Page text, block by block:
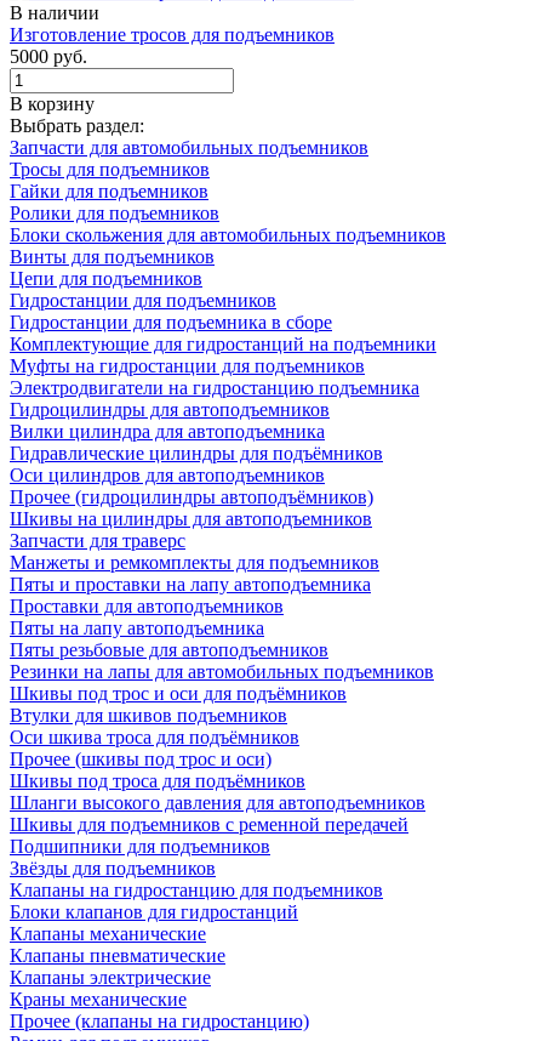
В наличии
Изготовление тросов для подъемников
5000 руб.
В корзину
Выбрать раздел:
Запчасти для автомобильных подъемников
Тросы для подъемников
Гайки для подъемников
Ролики для подъемников
Блоки скольжения для автомобильных подъемников
Винты для подъемников
Цепи для подъемников
Гидростанции для подъемников
Гидростанции для подъемника в сборе
Комплектующие для гидростанций на подъемники
Муфты на гидростанции для подъемников
Электродвигатели на гидростанцию подъемника
Гидроцилиндры для автоподъемников
Вилки цилиндра для автоподъемника
Гидравлические цилиндры для подъёмников
Оси цилиндров для автоподъемников
Прочее (гидроцилиндры автоподъёмников)
Шкивы на цилиндры для автоподъемников
Запчасти для траверс
Манжеты и ремкомплекты для подъемников
Пяты и проставки на лапу автоподъемника
Проставки для автоподъемников
Пяты на лапу автоподъемника
Пяты резьбовые для автоподъемников
Резинки на лапы для автомобильных подъемников
Шкивы под трос и оси для подъёмников
Втулки для шкивов подъемников
Оси шкива троса для подъёмников
Прочее (шкивы под трос и оси)
Шкивы под троса для подъёмников
Шланги высокого давления для автоподъемников
Шкивы для подъемников с ременной передачей
Подшипники для подъемников
Звёзды для подъемников
Клапаны на гидростанцию для подъемников
Блоки клапанов для гидростанций
Клапаны механические
Клапаны пневматические
Клапаны электрические
Краны механические
Прочее (клапаны на гидростанцию)